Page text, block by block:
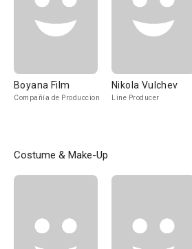
Boyana Film
Compañía de Produccion
Nikola Vulchev
Line Producer
Costume & Make-Up